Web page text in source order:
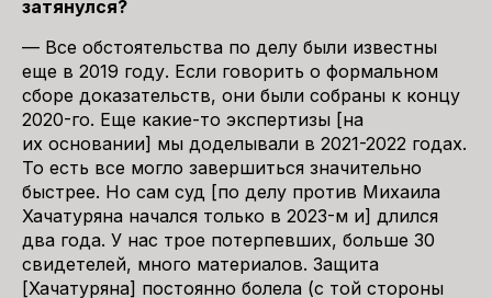
затянулся?
— Все обстоятельства по делу были известны
еще в 2019 году. Если говорить о формальном
сборе доказательств, они были собраны к концу
2020-го. Еще какие-то экспертизы [на
их основании] мы доделывали в 2021-2022 годах.
То есть все могло завершиться значительно
быстрее. Но сам суд [по делу против Михаила
Хачатуряна начался только в 2023-м и] длился
два года. У нас трое потерпевших, больше 30
свидетелей, много материалов. Защита
[Хачатуряна] постоянно болела (с той стороны